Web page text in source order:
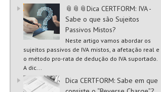
📎📎📎Dica CERTFORM: IVA -
Sabe o que são Sujeitos
Passivos Mistos?
Neste artigo vamos abordar os
sujeitos passivos de IVA mistos, a afetação real e
o método pro-rata de dedução do IVA suportado.
A dic...
Dica CERTFORM: Sabe em que